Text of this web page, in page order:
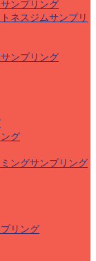
ンプリング
ネスジムサンプリ
ンプリング
グ
ングサンプリング
リング